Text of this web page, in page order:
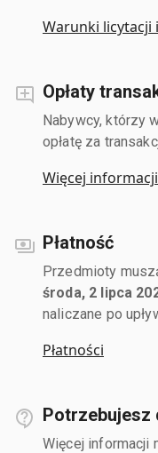
Warunki licytacji
Opłaty
Nabywcy, którzy
opłatę za
Więcej informacji
Płatność
Przedmioty
środa, 2 lipca
naliczane po
Płatności
Potrzebujesz
Więcej informacji